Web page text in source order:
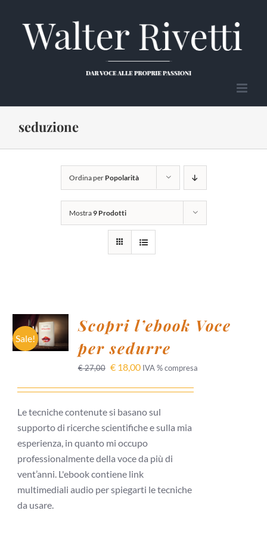
contenuto
seduzione
Ordina per Popolarità
Mostra9 Prodotti
Sale!
AL
CARRELLO
/
Scopri l’ebook Voce
per sedurre
€27,00 €18,00 IVA % compresa
Le tecniche contenute si basano sul
supporto di ricerche scientifiche e sulla mia
esperienza, in quanto mi occupo
professionalmente della voce da più di
vent’anni. L'ebook contiene link
multimediali audio per spiegarti le tecniche
da usare.